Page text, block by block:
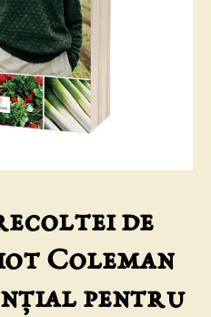
de
Coleman
pentru